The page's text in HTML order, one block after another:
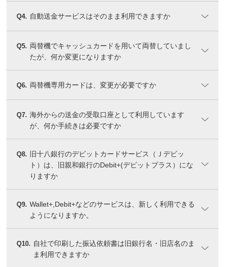
Q4. 自動送金サービスはそのまま利用できますか
Q5. 両替機でキャッシュカードを用いて両替していまし
たが、何か変更になりますか
Q6. 両替機専用カードは、変更が必要ですか
Q7. 海外からの送金の受取口座として利用しています
が、何か手続きは必要ですか
Q8.
旧十八銀行のデビットカードサービス（Ｊデビッ
ト）は、旧親和銀行のDebit+(デビットプラス）にな
りますか
Q9. Wallet+,Debit+などのサービスは、新しく利用できる
ようになりますか。
Q10. 自社で印刷した振込依頼書は旧銀行名・旧店名のま
ま利用できますか